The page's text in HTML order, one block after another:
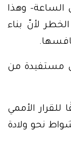
الساعة- وهذا
لأنّ بناء
مستفيدة من
الأممي
نحو ولادة